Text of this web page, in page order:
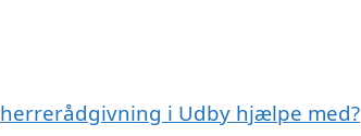
i Udby hjælpe med?